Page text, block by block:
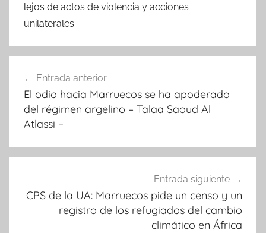
lejos de actos de violencia y acciones
unilaterales.
de
entradas
Entrada anterior
El odio hacia Marruecos se ha apoderado
del régimen argelino – Talaa Saoud Al
Atlassi –
Entrada siguiente
CPS de la UA: Marruecos pide un censo y un
registro de los refugiados del cambio
climático en África